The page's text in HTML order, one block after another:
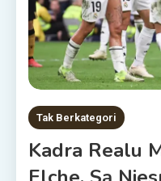
Tak Berkategori
Kadra Realu